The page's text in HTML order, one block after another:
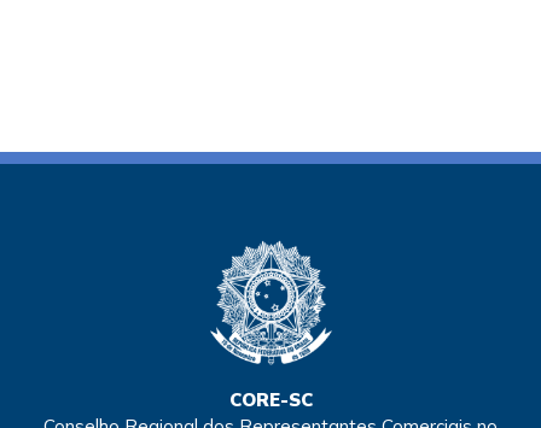
CORE-SC